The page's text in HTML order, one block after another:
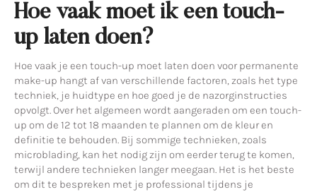
Hoe vaak moet ik een touch-
up laten doen?
Hoe vaak je een touch-up moet laten doen voor permanente
make-up hangt af van verschillende factoren, zoals het type
techniek, je huidtype en hoe goed je de nazorginstructies
opvolgt. Over het algemeen wordt aangeraden om een touch-
up om de 12 tot 18 maanden te plannen om de kleur en
definitie te behouden. Bij sommige technieken, zoals
microblading, kan het nodig zijn om eerder terug te komen,
terwijl andere technieken langer meegaan. Het is het beste
om dit te bespreken met je professional tijdens je